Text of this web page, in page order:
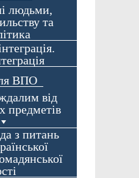
людьми,
та
ВПО
від
предметів
з питань